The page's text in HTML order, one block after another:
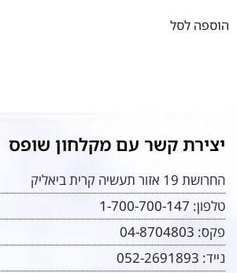
הוספה לסל
יצירת קשר עם מקלחון שופס
החרושת 19 אזור תעשיה קרית ביאליק
טלפון: 1-700-700-147
פקס: 04-8704803
נייד: 052-2691893